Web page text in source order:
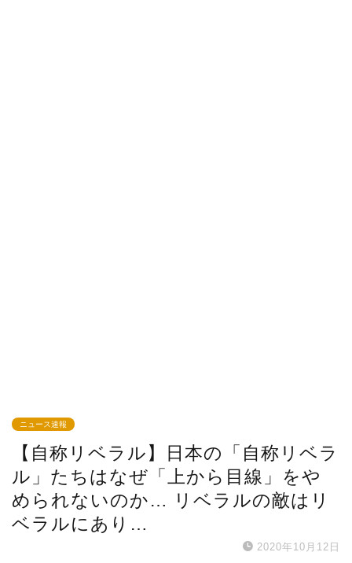
ニュース速報
【自称リベラル】日本の「自称リベラ
ル」たちはなぜ「上から目線」をや
められないのか… リベラルの敵はリ
ベラルにあり…
2020年10月12日